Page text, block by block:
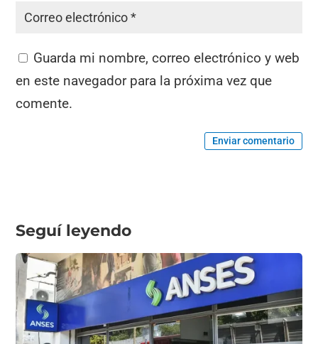
Guarda mi nombre, correo electrónico y web
en este navegador para la próxima vez que
comente.
Enviar comentario
Seguí leyendo